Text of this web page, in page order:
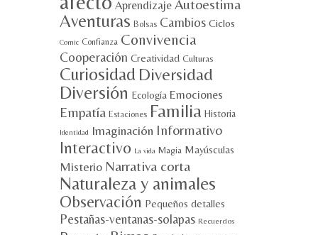
Aprendizaje Autoestima
Aventuras Bolsas Cambios Ciclos
Comic Confianza Convivencia
Cooperación Creatividad Culturas
Curiosidad Diversidad
Diversión Ecología Emociones
Empatía Estaciones Familia Historia
Identidad Imaginación Informativo
Interactivo La vida Magia Mayúsculas
Misterio Narrativa corta
Naturaleza y animales
Observación Pequeños detalles
Pestañas-ventanas-solapas Recuerdos